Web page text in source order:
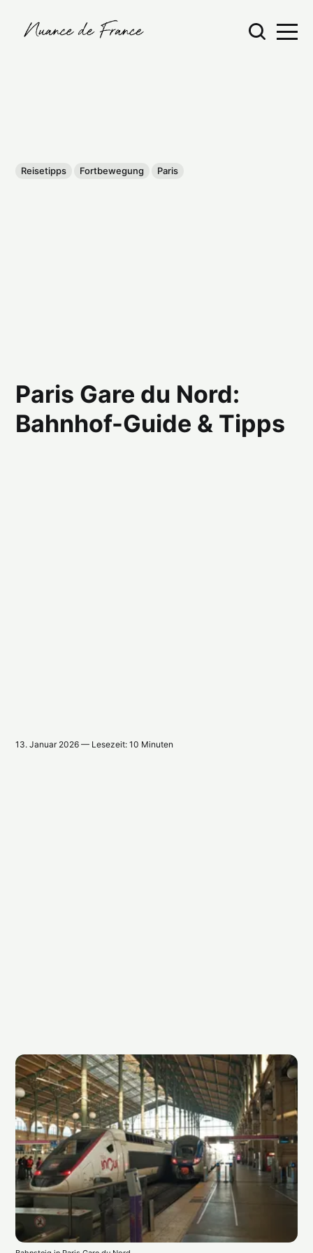
Reisetipps Fortbewegung Paris
Paris Gare du Nord:
Bahnhof-Guide & Tipps
13. Januar 2026 — Lesezeit: 10 Minuten